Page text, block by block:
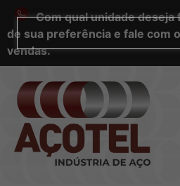
Com qual unidade deseja
de sua preferência e fale com
vendas.